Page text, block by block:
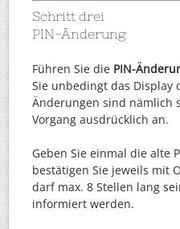
Schritt drei
PIN-Änderung
Führen Sie die PIN-
Sie unbedingt das Display
Änderungen sind nämlich
Vorgang ausdrücklich an.
Geben Sie einmal die alte
bestätigen Sie jeweils mit
darf max. 8 Stellen lang
informiert werden.